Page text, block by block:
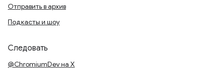
Отправить в архив
Подкасты и шоу
Следовать
@ChromiumDev на X